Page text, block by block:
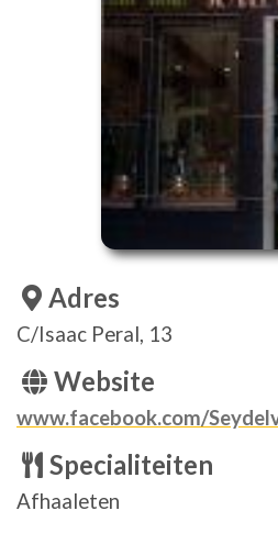
Adres
C/Isaac Peral, 13
Website
www.facebook.com/
Specialiteiten
Afhaaleten